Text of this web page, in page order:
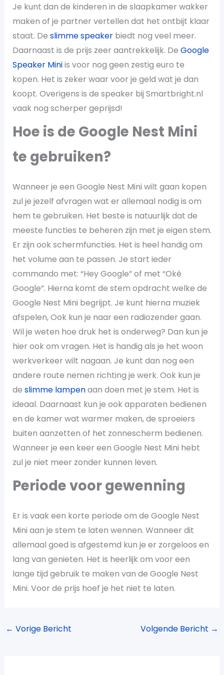
Je kunt dan de kinderen in de slaapkamer wakker
maken of je partner vertellen dat het ontbijt klaar
staat. De slimme speakerbiedt nog veel meer.
Daarnaast is de prijs zeer aantrekkelijk. De Google
Speaker Miniis voor nog geen zestig euro te
kopen. Het is zeker waar voor je geld wat je dan
koopt. Overigens is de speaker bij Smartbright.nl
vaak nog scherper geprijsd!
Hoe is de Google Nest Mini
te gebruiken?
Wanneer je een Google Nest Mini wilt gaan kopen
zul je jezelf afvragen wat er allemaal nodig is om
hem te gebruiken. Het beste is natuurlijk dat de
meeste functies te beheren zijn met je eigen stem.
Er zijn ook schermfuncties. Het is heel handig om
het volume aan te passen. Je start ieder
commando met: “Hey Google” of met “Oké
Google”. Hierna komt de stem opdracht welke de
Google Nest Mini begrijpt. Je kunt hierna muziek
afspelen, Ook kun je naar een radiozender gaan.
Wil je weten hoe druk het is onderweg? Dan kun je
hier ook om vragen. Het is handig als je het woon
werkverkeer wilt nagaan. Je kunt dan nog een
andere route nemen richting je werk. Ook kun je
de slimme lampenaan doen met je stem. Het is
ideaal. Daarnaast kun je ook apparaten bedienen
en de kamer wat warmer maken, de sproeiers
buiten aanzetten of het zonnescherm bedienen.
Wanneer je een keer een Google Nest Mini hebt
zul je niet meer zonder kunnen leven.
Periode voor gewenning
Er is vaak een korte periode om de Google Nest
Mini aan je stem te laten wennen. Wanneer dit
allemaal goed is afgestemd kun je er zorgeloos en
lang van genieten. Het is heerlijk om voor een
lange tijd gebruik te maken van de Google Nest
Mini. Voor de prijs hoef je het niet te laten.
← Vorige Bericht Volgende Bericht →